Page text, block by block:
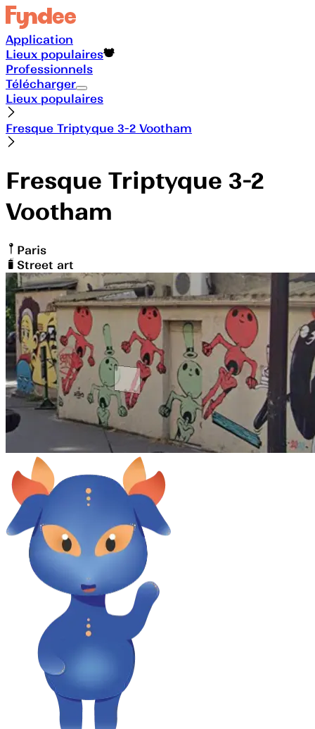
Application
Lieux populaires
Professionnels
Télécharger
Lieux populaires
Fresque Triptyque 3-2 Vootham
Fresque Triptyque 3-2
Vootham
Paris
Street art